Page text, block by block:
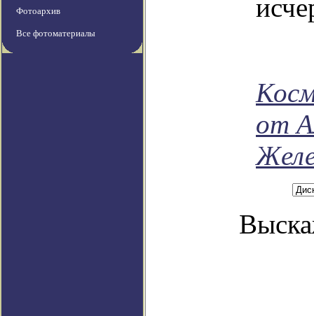
Фотоархив
Все фотоматериалы
от